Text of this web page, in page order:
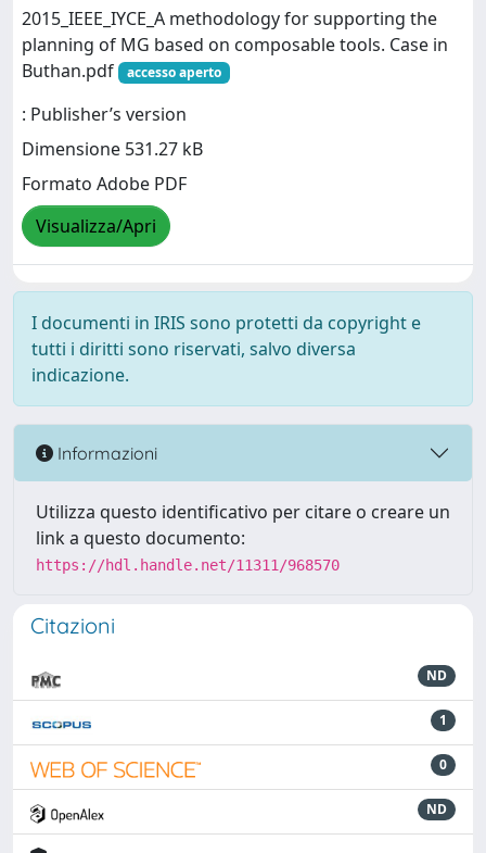
2015_IEEE_IYCE_A methodology for supporting the
planning of MG based on composable tools. Case in
Buthan.pdf
accesso aperto
: Publisher’s version
Dimensione 531.27 kB
Formato Adobe PDF
Visualizza/Apri
I documenti in IRIS sono protetti da copyright e
tutti i diritti sono riservati, salvo diversa
indicazione.
Informazioni
Utilizza questo identificativo per citare o creare un
link a questo documento:
https://hdl.handle.net/11311/968570
Citazioni
ND
1
0
ND